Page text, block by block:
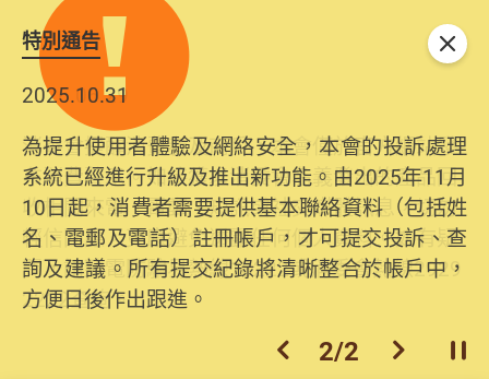
特別通告
2025.10.31
為提升使用者體驗及網絡安全，本會的投訴處理
系統已經進行升級及推出新功能。由2025年11月
10日起，消費者需要提供基本聯絡資料（包括姓
名、電郵及電話）註冊帳戶，才可提交投訴、查
詢及建議。所有提交紀錄將清晰整合於帳戶中，
方便日後作出跟進。
上一個
2/2 下一個開
關閉